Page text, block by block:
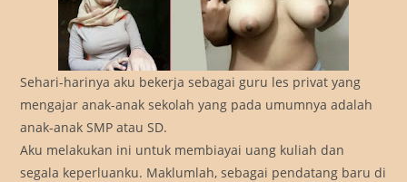
Sehari-harinya aku bekerja sebagai guru les privat yang
mengajar anak-anak sekolah yang pada umumnya adalah
anak-anak SMP atau SD.
Aku melakukan ini untuk membiayai uang kuliah dan
segala keperluanku. Maklumlah, sebagai pendatang baru di